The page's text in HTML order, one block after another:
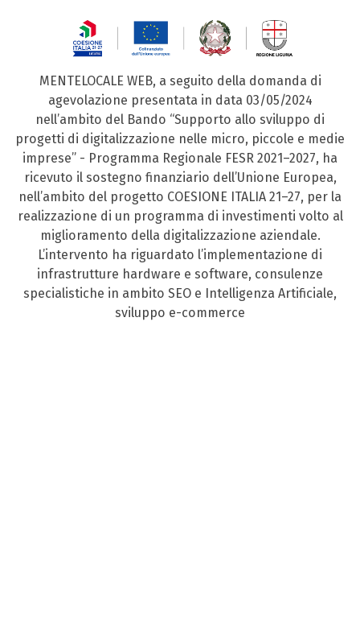
MENTELOCALE WEB, a seguito della domanda di
agevolazione presentata in data 03/05/2024
nell’ambito del Bando “Supporto allo sviluppo di
progetti di digitalizzazione nelle micro, piccole e medie
imprese” - Programma Regionale FESR 2021–2027, ha
ricevuto il sostegno finanziario dell’Unione Europea,
nell’ambito del progetto COESIONE ITALIA 21–27, per la
realizzazione di un programma di investimenti volto al
miglioramento della digitalizzazione aziendale.
L’intervento ha riguardato l’implementazione di
infrastrutture hardware e software, consulenze
specialistiche in ambito SEO e Intelligenza Artificiale,
sviluppo e-commerce